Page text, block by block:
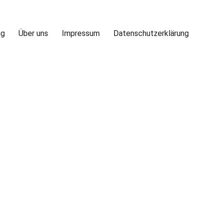
Über uns Impressum Datenschutzerklärung